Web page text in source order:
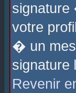
votre
� un
signature
Revenir